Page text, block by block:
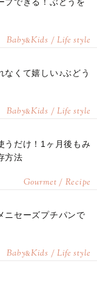
Baby&Kids / Life style
なくて嬉しい♪ぶどう
Baby&Kids / Life style
うだけ！1ヶ月後もみ
方法
Gourmet / Recipe
ニセーズプチパンで
Baby&Kids / Life style